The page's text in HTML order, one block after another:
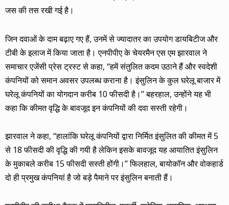
जस की तस रखी गई है।
जिन दवाओं के दाम बढ़ाए गए हैं, उनमें से ज्यादातर का उपयोग डायबिटीज और
टीबी के इलाज में किया जाता है। एनपीपीए के चेयरमैन एस एम झारवाल ने
समाचार एजेंसी प्रेस ट्रस्ट से कहा, ‘‘हमें संतुलित कदम उठाने हैं और स्वदेशी
कंपनियों को समान अवसर उपलब्ध कराना है। इंसुलिन के कुल घरेलू बाजार में
घरेलू कंपनियों का योगदान करीब 10 फीसदी है।’’ बहरहाल, उन्होंने यह भी
कहा कि कीमत वृद्धि के बावजूद इन कंपनियों की दवा सस्ती रहेगी।
झारवाल ने कहा, ‘‘हालांकि घरेलू कंपनियों द्वारा निर्मित इंसुलित की कीमत में 5
से 18 फीसदी की वृद्धि की गयी है लेकिन इसके बावजूद यह आयातित इंसुलिन
के मुकाबले करीब 15 फीसदी सस्ती होंगी।’’ फिलहाल, बायोकॉन और वोकहार्ड
दो ही प्रमुख कंपनियां है जो बड़े पैमाने पर इंसुलिन बनाती हैं।